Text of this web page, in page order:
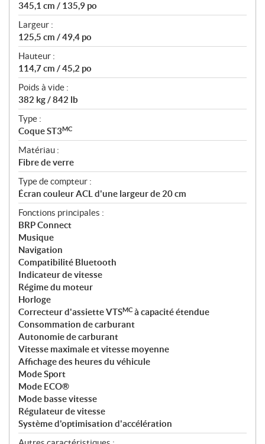
345,1 cm / 135,9 po
Largeur :
125,5 cm / 49,4 po
Hauteur :
114,7 cm / 45,2 po
Poids à vide :
382 kg / 842 lb
Type :
Coque ST3MC
Matériau :
Fibre de verre
Type de compteur :
Écran couleur ACL d'une largeur de 20 cm
Fonctions principales :
BRP Connect
Musique
Navigation
Compatibilité Bluetooth
Indicateur de vitesse
Régime du moteur
Horloge
Correcteur d'assiette VTSMC à capacité étendue
Consommation de carburant
Autonomie de carburant
Vitesse maximale et vitesse moyenne
Affichage des heures du véhicule
Mode Sport
Mode ECO®
Mode basse vitesse
Régulateur de vitesse
Système d'optimisation d'accélération